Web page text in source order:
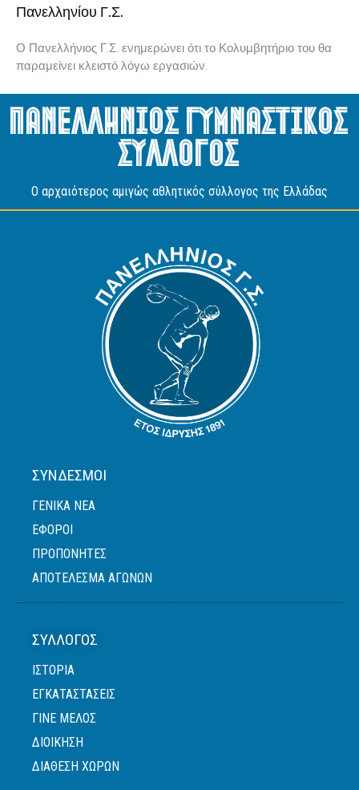
Πανελληνίου Γ.Σ.
Ο Πανελλήνιος Γ.Σ. ενημερώνει ότι το Κολυμβητήριο του θα
παραμείνει κλειστό λόγω εργασιών.
Πανελληνιος Γυμναστικος
Συλλογος
O αρχαιότερος αμιγώς αθλητικός σύλλογος της Ελλάδας
ΣΎΝΔΕΣΜΟΙ
ΓΕΝΙΚΆ ΝΈΑ
ΈΦΟΡΟΙ
ΠΡΟΠΟΝΗΤΈΣ
ΑΠΟΤΕΛΕΣΜΑ ΑΓΩΝΩΝ
ΣΎΛΛΟΓΟΣ
ΙΣΤΟΡΙΑ
ΕΓΚΑΤΑΣΤΑΣΕΙΣ
ΓΙΝΕ ΜΕΛΟΣ
ΔΙΟΙΚΗΣΗ
ΔΙΑΘΕΣΗ ΧΩΡΩΝ